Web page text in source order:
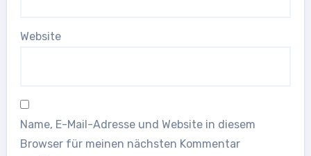
Website
Name, E-Mail-Adresse und Website in diesem
Browser für meinen nächsten Kommentar